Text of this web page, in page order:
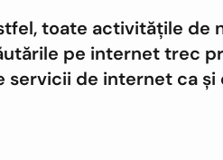
toate activitățile de
pe internet trec
servicii de internet ca și